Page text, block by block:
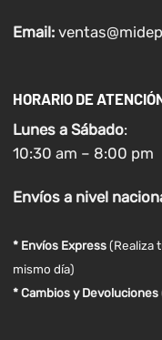
Email:
HORARIO DE
Lunes a Sábado:
10:30 am – 8:00 pm
Envíosa nivel
* Envíos Express(Realiza
mismo día)
* Cambios y Devoluciones